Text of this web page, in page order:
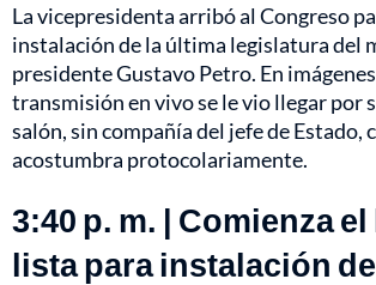
La vicepresidenta arribó al Congreso
instalación de la última legislatura del
presidente Gustavo Petro. En
transmisión en vivo se le vio llegar por
salón, sin compañía del jefe de Estado,
acostumbra protocolariamente.
3:40 p. m. | Comienza
lista para instalación